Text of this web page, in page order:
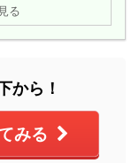
る
から！
みる